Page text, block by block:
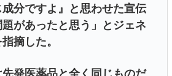
分ですよ』と思わせた宣伝
があったと思う」とジェネ
摘した。